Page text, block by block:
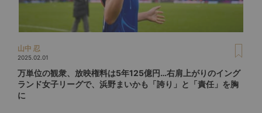
山中 忍
2025.02.01
万単位の観衆、放映権料は5年125億円…右肩上がりのイング
ランド女子リーグで、浜野まいかも「誇り」と「責任」を胸
に